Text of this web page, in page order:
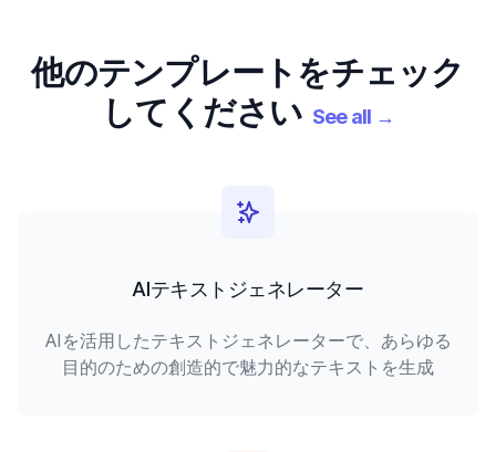
他のテンプレートをチェック
してください See all →
AIテキストジェネレーター
AIを活用したテキストジェネレーターで、あらゆる
目的のための創造的で魅力的なテキストを生成